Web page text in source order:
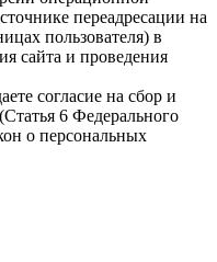
переадресации на
пользователя) в
сайта и проведения
согласие на сбор и
6 Федерального
о персональных